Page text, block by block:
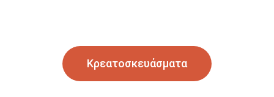
Κρεατοσκευάσματα